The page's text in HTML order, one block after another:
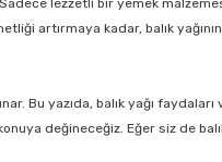
Sadece lezzetli bir yemek
artırmaya kadar, balık
Bu yazıda, balık yağı
değineceğiz. Eğer siz de